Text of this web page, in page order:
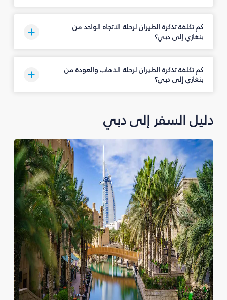
كم تكلفة تذكرة الطيران لرحلة الاتجاه الواحد من
بنغازي إلى دبي؟
كم تكلفة تذكرة الطيران لرحلة الذهاب والعودة من
بنغازي إلى دبي؟
دليل السفر إلى دبي